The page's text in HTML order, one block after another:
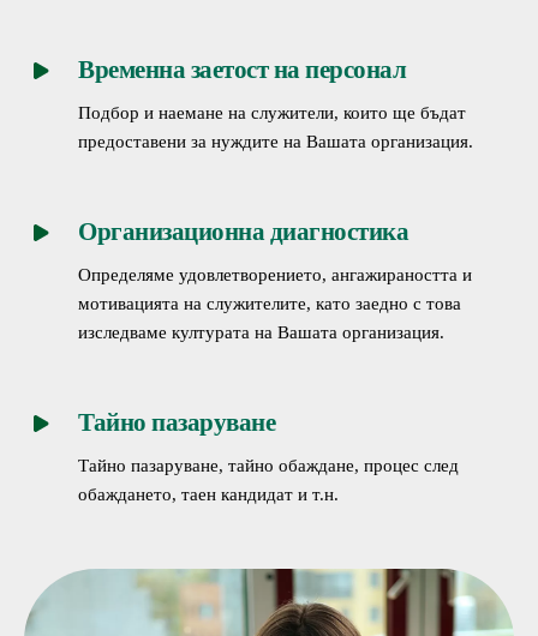
Временна заетост на персонал
Подбор и наемане на служители, които ще бъдат
предоставени за нуждите на Вашата организация.
Организационна диагностика
Определяме удовлетворението, ангажираността и
мотивацията на служителите, като заедно с това
изследваме културата на Вашата организация.
Тайно пазаруване
Тайно пазаруване, тайно обаждане, процес след
обаждането, таен кандидат и т.н.